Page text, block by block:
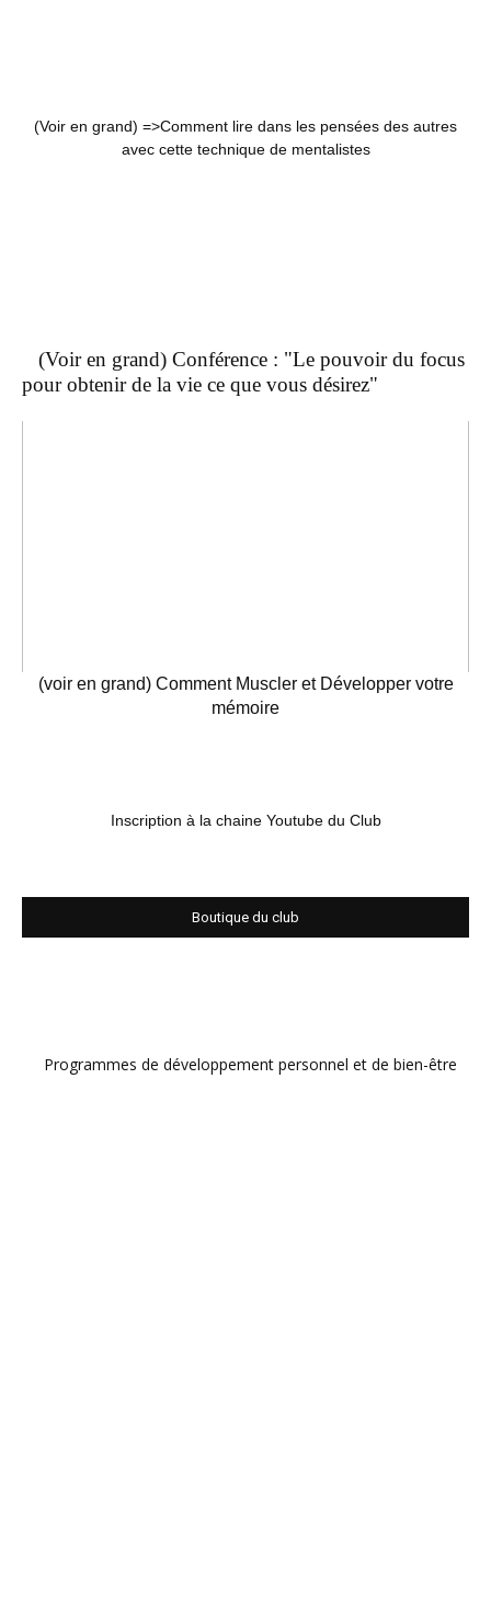
(Voir en grand) =>Comment lire dans les pensées des autres
avec cette technique de mentalistes
(Voir en grand) Conférence : "Le pouvoir du focus
pour obtenir de la vie ce que vous désirez"
(voir en grand) Comment Muscler et Développer votre
mémoire
Inscription à la chaine Youtube du Club
Boutique du club
Programmes de développement personnel et de bien-être